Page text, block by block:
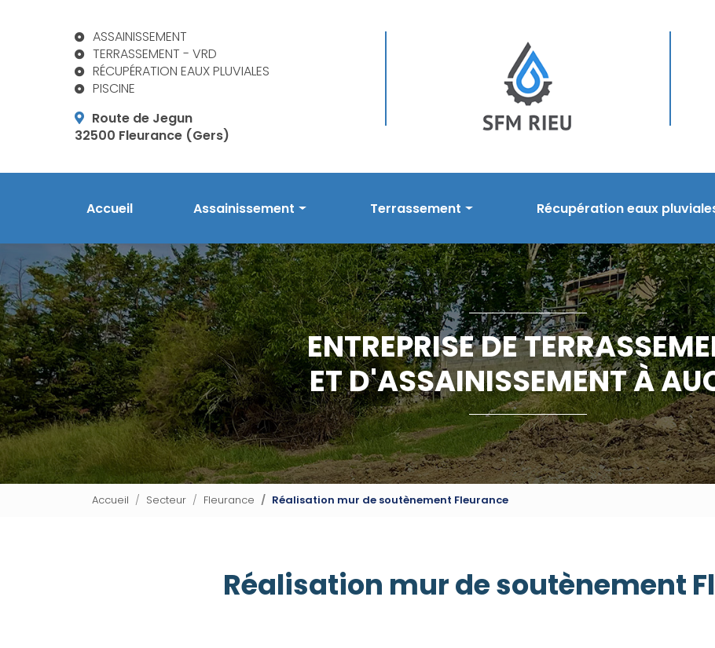
ASSAINISSEMENT
TERRASSEMENT - VRD
RÉCUPÉRATION EAUX PLUVIALES
PISCINE
Route de Jegun
32500 Fleurance (Gers)
Accueil
Assainissement
Prestations en assainissement
Phytoépuration Aquatiris
Réalisations
Terrassement
Prestations en terrassement
Réalisations
Récupération eaux
Nos prestations
Réalisations
ENTREPRISE DE
ET D'ASSAINISSEMENT À
Accueil Secteur Fleurance Réalisation mur de soutènement Fleurance
Réalisation mur de soutènement